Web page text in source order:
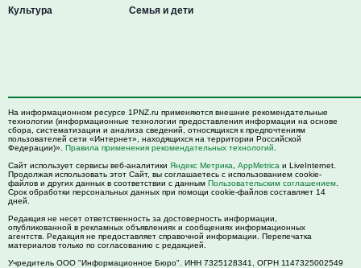
Культура
Семья и дети
На информационном ресурсе 1PNZ.ru применяются внешние рекомендательные
технологии (информационные технологии предоставления информации на основе
сбора, систематизации и анализа сведений, относящихся к предпочтениям
пользователей сети «Интернет», находящихся на территории Российской
Федерации)». Правила применения рекомендательных технологий
Сайт использует сервисы веб-аналитики Яндекс Метрика AppMetrica и LiveInternet.
Продолжая использовать этот Сайт, вы соглашаетесь с использованием cookie-
файлов и других данных в соответствии с данным Пользовательским соглашением
Срок обработки персональных данных при помощи cookie-файлов составляет 14
дней.
Редакция не несет ответственность за достоверность информации,
опубликованной в рекламных объявлениях и сообщениях информационных
агентств. Редакция не предоставляет справочной информации. Перепечатка
материалов только по согласованию с редакцией.
Учредитель ООО "Информационное Бюро". ИНН 7325128341, ОГРН 1147325002549